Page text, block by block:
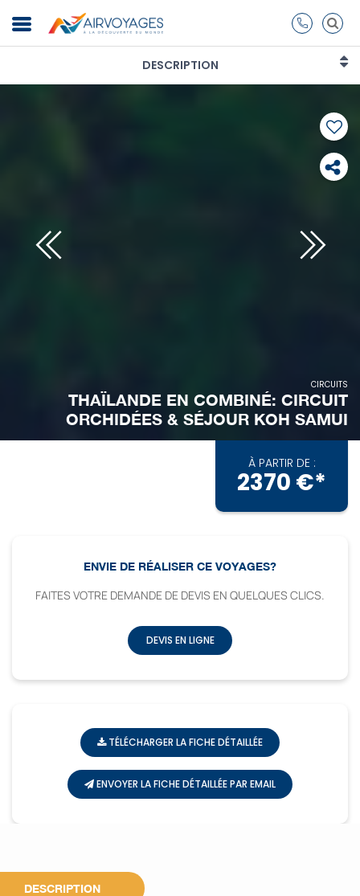
DESCRIPTION
CIRCUITS
THAÏLANDE EN COMBINÉ: CIRCUIT
ORCHIDÉES & SÉJOUR KOH SAMUI
À PARTIR DE :
2370 €*
ENVIE DE RÉALISER CE VOYAGES?
FAITES VOTRE DEMANDE DE DEVIS EN QUELQUES CLICS.
DEVIS EN LIGNE
TÉLÉCHARGER LA FICHE DÉTAILLÉE
ENVOYER LA FICHE DÉTAILLÉE PAR EMAIL
DESCRIPTION